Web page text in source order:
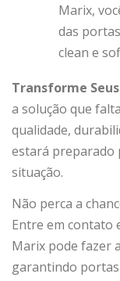
Marix,
das
clean e
Transforme
a solução que
qualidade,
estará preparado
situação.
Não perca a
Entre em contato
Marix pode fazer
garantindo